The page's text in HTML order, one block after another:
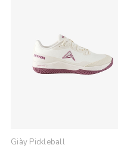
Giày Pickleball